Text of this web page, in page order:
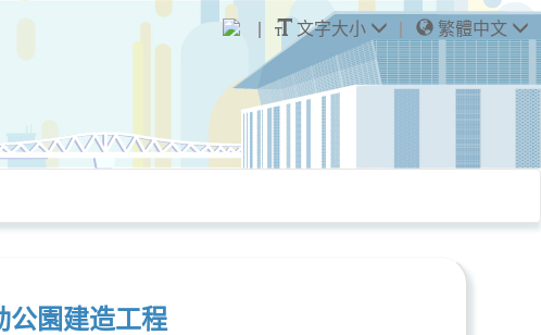
文字大小 繁體中文
公園建造工程